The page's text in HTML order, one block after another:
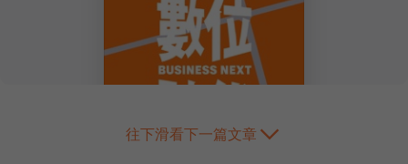
往下滑看下一篇文章